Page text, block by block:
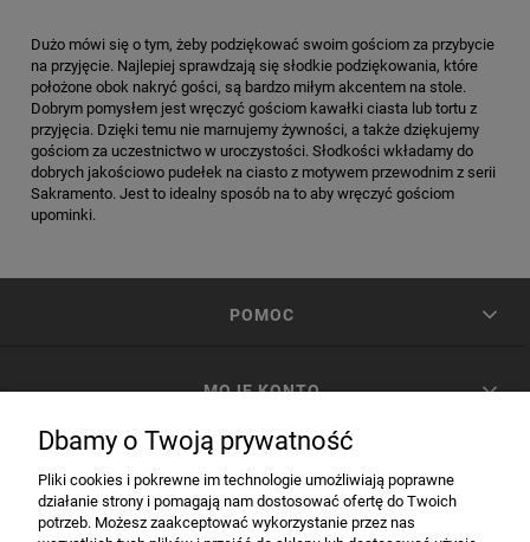
Dużo mówi się o tym, żeby podziękować swoim gościom za przybycie
na przyjęcie. Najlepiej sprawdzają się słodkie podziękowania, które
położone obok nakryć gości, są bardzo miłym akcentem na stole.
Dobrym pomysłem jest wręczyć gościom kawałki ciasta lub tortu z
przyjęcia. Dzięki temu nie marnujemy żywności, a także dziękujemy
gościom za uczestnictwo w uroczystości. Słodkości wkładamy do
dobrych jakościowo pudełek na ciasto z motywem przewodnim z serii
Sakramento. Jest to idealny sposób na to aby wręczyć gościom
upominki.
POMOC
MOJE KONTO
Dbamy o Twoją prywatność
Pliki cookies i pokrewne im technologie umożliwiają poprawne
działanie strony i pomagają nam dostosować ofertę do Twoich
potrzeb. Możesz zaakceptować wykorzystanie przez nas